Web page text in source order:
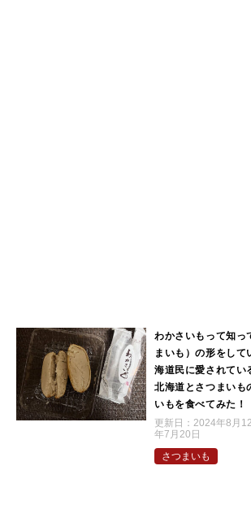
わかさいもって知っ
まいも）の形をし
海道民に愛されてい
北海道とさつまいも
いもを食べてみた！
更新日： 2024年8月
年7月20日
さつまいも